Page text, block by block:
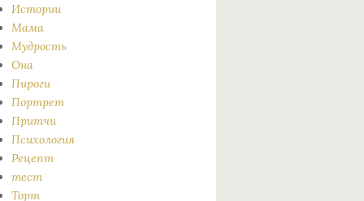
Истории
Мама
Мудрость
Она
Пироги
Портрет
Притчи
Психология
Рецепт
тест
Торт